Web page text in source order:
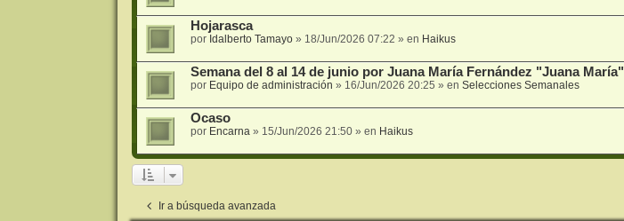
Hojarasca
por Idalberto Tamayo» 18/Jun/2026 07:22 » en Haikus
Semana del 8 al 14 de junio por Juana María Fernández "Juana María"
por Equipo de administración » 16/Jun/2026 20:25 » en Selecciones Semanales
Ocaso
por Encarna » 15/Jun/2026 21:50» en Haikus
Ir a búsqueda avanzada